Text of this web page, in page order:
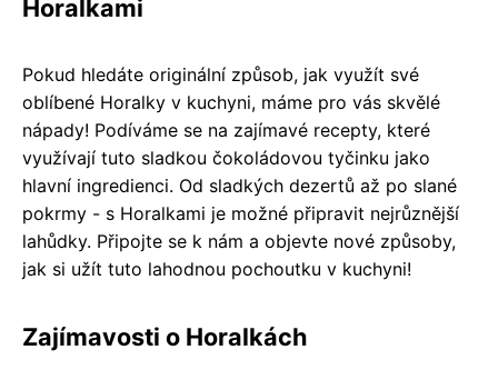
Horalkami
Pokud hledáte originální způsob, jak využít své
oblíbené Horalky v kuchyni, máme pro vás skvělé
nápady! Podíváme se na zajímavé recepty, které
využívají tuto sladkou čokoládovou tyčinku jako
hlavní ingredienci. Od sladkých dezertů až po slané
pokrmy - s Horalkami je možné připravit nejrůznější
lahůdky. Připojte se k nám a objevte nové způsoby,
jak si užít tuto lahodnou pochoutku v kuchyni!
Zajímavosti o Horalkách